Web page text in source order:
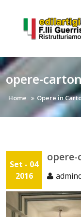
content
opere-
Home Opere in
Set - 04
2016
opere-